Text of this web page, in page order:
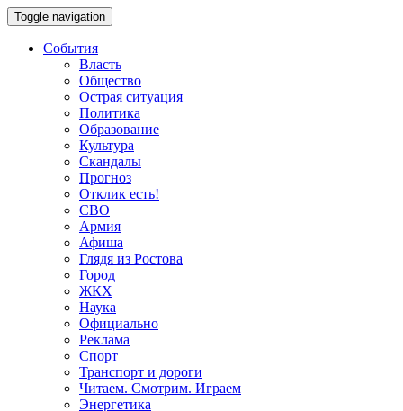
Toggle navigation
События
Власть
Общество
Острая ситуация
Политика
Образование
Культура
Скандалы
Прогноз
Отклик есть!
СВО
Армия
Афиша
Глядя из Ростова
Город
ЖКХ
Наука
Официально
Реклама
Спорт
Транспорт и дороги
Читаем. Смотрим. Играем
Энергетика